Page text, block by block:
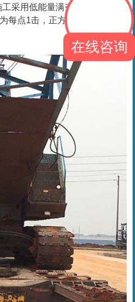
采用低能量满夯两遍，夯击
每点1击，正方形布置，锤印
在线咨询